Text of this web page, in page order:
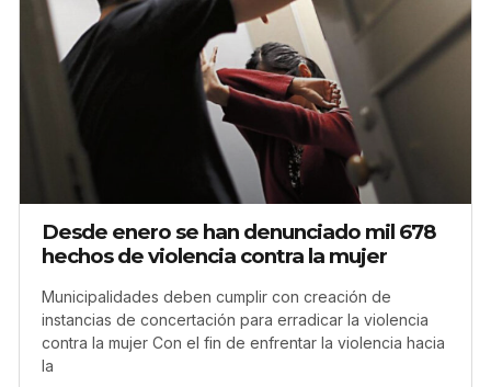
Desde enero se han denunciado mil 678
hechos de violencia contra la mujer
Municipalidades deben cumplir con creación de
instancias de concertación para erradicar la violencia
contra la mujer Con el fin de enfrentar la violencia hacia
la